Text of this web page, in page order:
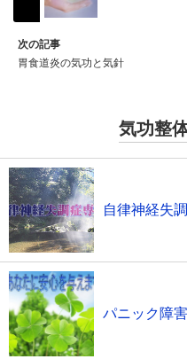
次の記事
胃食道炎の気功と気針
気功整
自律神経失
パニック障害